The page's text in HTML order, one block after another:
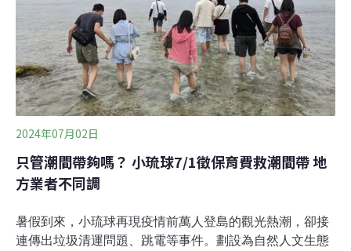
入保育物種。同時宣布從當年7月1日起，對進入杉福、漁
埕尾、肚仔坪潮間帶的遊客收取觀光保育費，每人新台幣
60元，並明確指出觀光保育費將用於維護自然生態資源及
復育等，希望觀光發展與生態保育能夠共存共榮。
2024年07月02日
只管潮間帶夠嗎？ 小琉球7/1徵保育費救潮間帶 地
方業者不同調
暑假到來，小琉球再現疫情前萬人登島的觀光熱潮，卻接
連傳出垃圾清運問題、跳電等事件。劃設為自然人文生態